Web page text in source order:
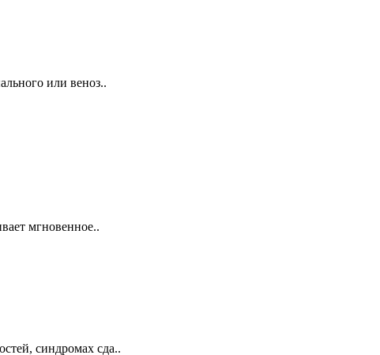
или веноз..
мгновенное..
синдромах сда..